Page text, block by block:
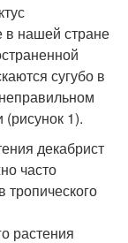
нашей стране
сугубо в
(рисунок 1).
декабрист
часто
тропического
растения